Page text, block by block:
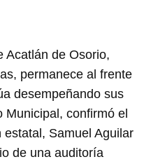
Acatlán de Osorio,
permanece al frente
desempeñando sus
Municipal, confirmó el
Samuel Aguilar
de una auditoría